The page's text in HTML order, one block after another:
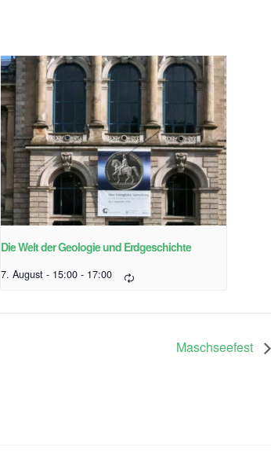
Die Welt der Geologie und Erdgeschichte
7. August - 15:00 - 17:00
Maschseefest